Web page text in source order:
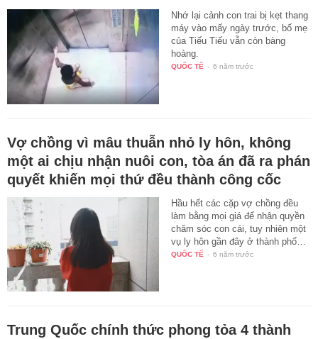
Nhớ lại cảnh con trai bị kẹt thang
máy vào mấy ngày trước, bố mẹ
của Tiếu Tiếu vẫn còn bàng
hoàng.
QUỐC TẾ - 6 năm trước
Vợ chồng vì mâu thuẫn nhỏ ly hôn, không
một ai chịu nhận nuôi con, tòa án đã ra phán
quyết khiến mọi thứ đều thành công cốc
Hầu hết các cặp vợ chồng đều
làm bằng mọi giá để nhận quyền
chăm sóc con cái, tuy nhiên một
vụ ly hôn gần đây ở thành phố…
QUỐC TẾ - 6 năm trước
Trung Quốc chính thức phong tỏa 4 thành